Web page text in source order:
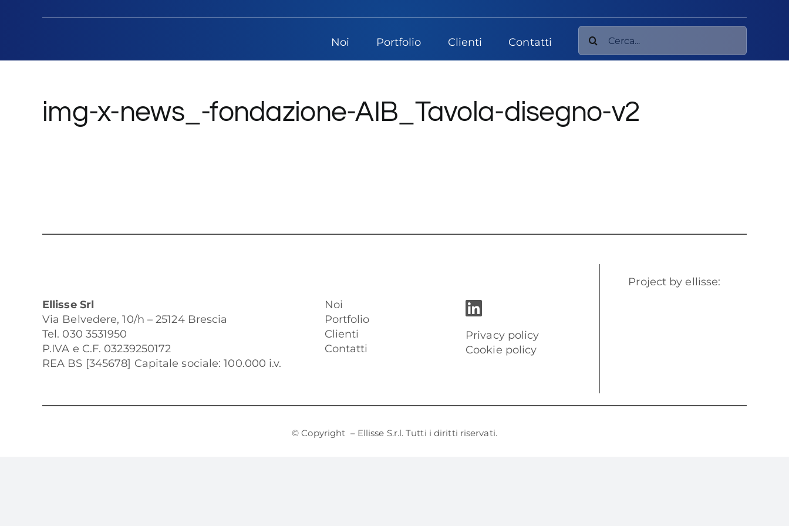
Noi Portfolio Clienti Contatti
Cerca
per:
img-x-news_-fondazione-AIB_Tavola-disegno-v2
Ellisse Srl
Via Belvedere, 10/h – 25124 Brescia
Tel. 030 3531950
P.IVA e C.F. 03239250172
REA BS [345678] Capitale sociale: 100.000 i.v.
Noi
Portfolio
Clienti
Contatti
Privacy policy
Cookie policy
Project by ellisse:
© Copyright – Ellisse S.r.l. Tutti i diritti riservati.